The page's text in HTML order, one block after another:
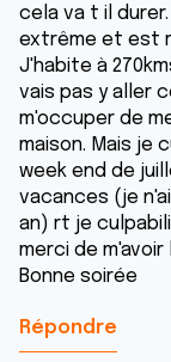
cela va t il
extrême et est
J'habite à
vais pas y aller
m'occuper de
maison. Mais je
week end de
vacances (je
an) rt je
merci de m'avoir
Bonne soirée
Répondre